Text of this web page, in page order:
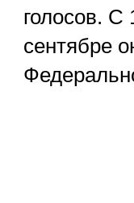
голосов. С
сентябре